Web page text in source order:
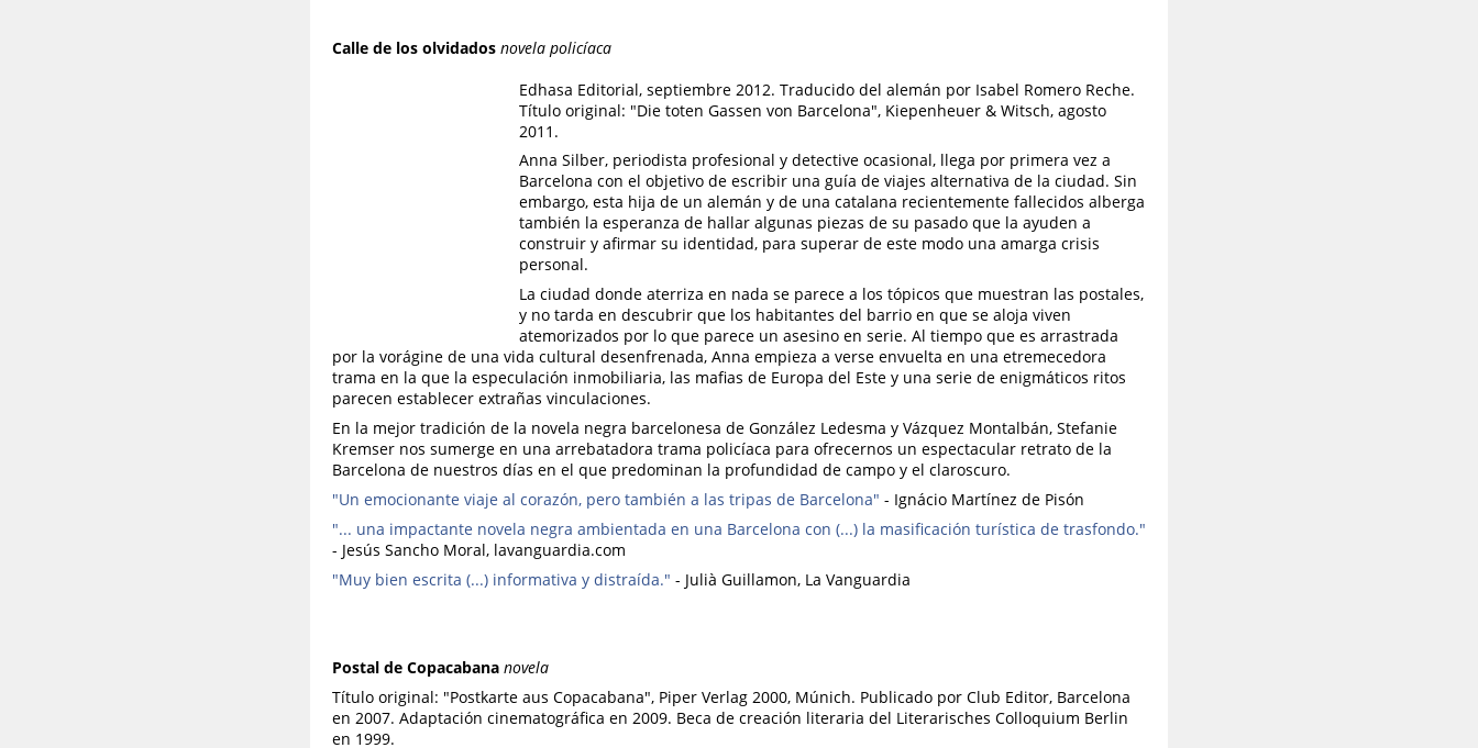
Calle de los olvidados novela policíaca
Edhasa Editorial, septiembre 2012. Traducido del alemán por Isabel Romero Reche.
Título original: "Die toten Gassen von Barcelona", Kiepenheuer & Witsch, agosto
2011.
Anna Silber, periodista profesional y detective ocasional, llega por primera vez a
Barcelona con el objetivo de escribir una guía de viajes alternativa de la ciudad. Sin
embargo, esta hija de un alemán y de una catalana recientemente fallecidos alberga
también la esperanza de hallar algunas piezas de su pasado que la ayuden a
construir y afirmar su identidad, para superar de este modo una amarga crisis
personal.
La ciudad donde aterriza en nada se parece a los tópicos que muestran las postales,
y no tarda en descubrir que los habitantes del barrio en que se aloja viven
atemorizados por lo que parece un asesino en serie. Al tiempo que es arrastrada
por la vorágine de una vida cultural desenfrenada, Anna empieza a verse envuelta en una etremecedora
trama en la que la especulación inmobiliaria, las mafias de Europa del Este y una serie de enigmáticos ritos
parecen establecer extrañas vinculaciones.
En la mejor tradición de la novela negra barcelonesa de González Ledesma y Vázquez Montalbán, Stefanie
Kremser nos sumerge en una arrebatadora trama policíaca para ofrecernos un espectacular retrato de la
Barcelona de nuestros días en el que predominan la profundidad de campo y el claroscuro.
"Un emocionante viaje al corazón, pero también a las tripas de Barcelona" - Ignácio Martínez de Pisón
"... una impactante novela negra ambientada en una Barcelona con (...) la masificación turística de trasfondo."
- Jesús Sancho Moral, lavanguardia.com
"Muy bien escrita (...) informativa y distraída." - Julià Guillamon, La Vanguardia
Postal de Copacabana novela
Título original: "Postkarte aus Copacabana", Piper Verlag 2000, Múnich. Publicado por Club Editor, Barcelona
en 2007. Adaptación cinematográfica en 2009. Beca de creación literaria del Literarisches Colloquium Berlin
en 1999.